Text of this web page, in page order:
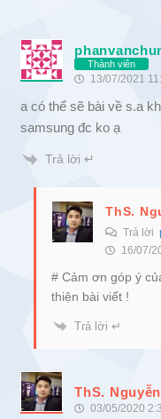
Thành viên
13/07/2021
a có thể sẽ bài về s.a
samsung đc ko ạ
Trả lời ↵
ThS.
Trả lời
16/07/
# Cảm ơn góp ý
thiện bài viết !
Trả lời ↵
ThS.
03/05/2020